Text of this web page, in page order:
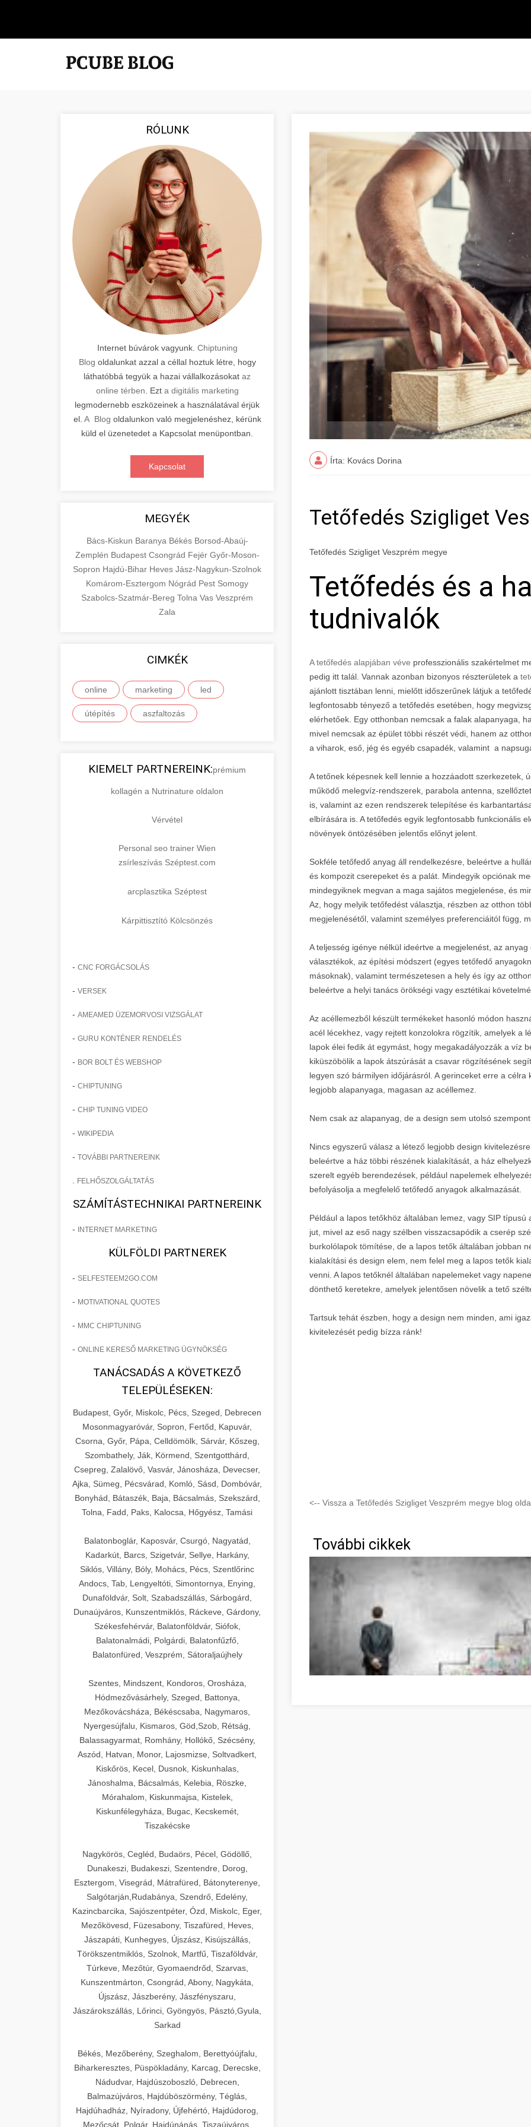
RÓLUNK
Internet búvárok vagyunk. Chiptuning
Blog oldalunkat azzal a céllal hoztuk létre, hogy
láthatóbbá tegyük a hazai vállalkozásokat az
online térben . Ezt a digitális marketing
legmodernebb eszközeinek a használatával érjük
el. A Blog oldalunkon való megjelenéshez, kérünk
küld el üzenetedet a Kapcsolat menüpontban.
Kapcsolat
MEGYÉK
Bács-Kiskun Baranya Békés Borsod-Abaúj-
Zemplén Budapest Csongrád Fejér Győr-Moson-
Sopron Hajdú-Bihar Heves Jász-Nagykun-Szolnok
Komárom-Esztergom Nógrád Pest Somogy
Szabolcs-Szatmár-Bereg Tolna Vas Veszprém
Zala
CIMKÉK
online marketing led
útépítés aszfaltozás
KIEMELT PARTNEREINK:prémium
kollagén a Nutrinature oldalon
Vérvétel
Personal seo trainer Wien
zsírleszívás Széptest.com
arcplasztika Széptest
Kárpittisztító Kölcsönzés
- CNC FORGÁCSOLÁS
- VERSEK
- AMEAMED ÜZEMORVOSI VIZSGÁLAT
- GURU KONTÉNER RENDELÉS
- BOR BOLT ÉS WEBSHOP
- CHIPTUNING
- CHIP TUNING VIDEO
- WIKIPEDIA
- TOVÁBBI PARTNEREINK
FELHŐSZOLGÁLTATÁS
SZÁMÍTÁSTECHNIKAI PARTNEREINK
- INTERNET MARKETING
KÜLFÖLDI PARTNEREK
- SELFESTEEM2GO.COM
- MOTIVATIONAL QUOTES
- MMC CHIPTUNING
- ONLINE KERESŐ MARKETING ÜGYNÖKSÉG
TANÁCSADÁS A KÖVETKEZŐ
TELEPÜLÉSEKEN:
Budapest, Győr, Miskolc, Pécs, Szeged, Debrecen
Mosonmagyaróvár, Sopron, Fertőd, Kapuvár,
Csorna, Győr, Pápa, Celldömölk, Sárvár, Kőszeg,
Szombathely, Ják, Körmend, Szentgotthárd,
Csepreg, Zalalövő, Vasvár, Jánosháza, Devecser,
Ajka, Sümeg, Pécsvárad, Komló, Sásd, Dombóvár,
Bonyhád, Bátaszék, Baja, Bácsalmás, Szekszárd,
Tolna, Fadd, Paks, Kalocsa, Hőgyész, Tamási
Balatonboglár, Kaposvár, Csurgó, Nagyatád,
Kadarkút, Barcs, Szigetvár, Sellye, Harkány,
Siklós, Villány, Bóly, Mohács, Pécs, Szentlőrinc
Andocs, Tab, Lengyeltóti, Simontornya, Enying,
Dunaföldvár, Solt, Szabadszállás, Sárbogárd,
Dunaújváros, Kunszentmiklós, Ráckeve, Gárdony,
Székesfehérvár, Balatonföldvár, Siófok,
Balatonalmádi, Polgárdi, Balatonfűzfő,
Balatonfüred, Veszprém, Sátoraljaújhely
Szentes, Mindszent, Kondoros, Orosháza,
Hódmezővásárhely, Szeged, Battonya,
Mezőkovácsháza, Békéscsaba, Nagymaros,
Nyergesújfalu, Kismaros, Göd,Szob, Rétság,
Balassagyarmat, Romhány, Hollókő, Szécsény,
Aszód, Hatvan, Monor, Lajosmizse, Soltvadkert,
Kiskőrös, Kecel, Dusnok, Kiskunhalas,
Jánoshalma, Bácsalmás, Kelebia, Röszke,
Mórahalom, Kiskunmajsa, Kistelek,
Kiskunfélegyháza, Bugac, Kecskemét,
Tiszakécske
Nagykörös, Cegléd, Budaörs, Pécel, Gödöllő,
Dunakeszi, Budakeszi, Szentendre, Dorog,
Esztergom, Visegrád, Mátrafüred, Bátonyterenye,
Salgótarján,Rudabánya, Szendrő, Edelény,
Kazincbarcika, Sajószentpéter, Ózd, Miskolc, Eger,
Mezőkövesd, Füzesabony, Tiszafüred, Heves,
Jászapáti, Kunhegyes, Újszász, Kisújszállás,
Törökszentmiklós, Szolnok, Martfű, Tiszaföldvár,
Túrkeve, Mezőtúr, Gyomaendrőd, Szarvas,
Kunszentmárton, Csongrád, Abony, Nagykáta,
Újszász, Jászberény, Jászfényszaru,
Jászárokszállás, Lőrinci, Gyöngyös, Pásztó,Gyula,
Sarkad
Békés, Mezőberény, Szeghalom, Berettyóújfalu,
Biharkeresztes, Püspökladány, Karcag, Derecske,
Nádudvar, Hajdúszoboszló, Debrecen,
Balmazújváros, Hajdúböszörmény, Téglás,
Hajdúhadház, Nyíradony, Újfehértó, Hajdúdorog,
Mezőcsát, Polgár, Hajdúnánás, Tiszaújváros,
Írta: Kovács Dorina
Tetőfedés Szigliget
Tetőfedés Szigliget Veszprém megye
Tetőfedés és a
tudnivalók
A tetőfedés alapjában véve professzionális szakértelmet
pedig itt talál. Vannak azonban bizonyos részterületek a
ajánlott tisztában lenni, mielőtt időszerűnek látjuk a
legfontosabb tényező a tetőfedés esetében, hogy
elérhetőek. Egy otthonban nemcsak a falak alapanyaga,
mivel nemcsak az épület többi részét védi, hanem az
a viharok, eső, jég és egyéb csapadék, valamint a
A tetőnek képesnek kell lennie a hozzáadott szerkezetek,
működő melegvíz-rendszerek, parabola antenna,
is, valamint az ezen rendszerek telepítése és
elbírására is. A tetőfedés egyik legfontosabb funkcionális
növények öntözésében jelentős előnyt jelent.
Sokféle tetőfedő anyag áll rendelkezésre, beleértve a
és kompozit cserepeket és a palát. Mindegyik opciónak
mindegyiknek megvan a maga sajátos megjelenése, és
Az, hogy melyik tetőfedést választja, részben az otthon
megjelenésétől, valamint személyes preferenciáitól függ,
A teljesség igénye nélkül ideértve a megjelenést, az
választékok, az építési módszert (egyes tetőfedő
másoknak), valamint természetesen a hely és így az
beleértve a helyi tanács örökségi vagy esztétikai
Az acéllemezből készült termékeket hasonló módon
acél lécekhez, vagy rejtett konzolokra rögzítik, amelyek a
lapok élei fedik át egymást, hogy megakadályozzák a víz
kiküszöbölik a lapok átszúrását a csavar rögzítésének
legyen szó bármilyen időjárásról. A gerinceket erre a
legjobb alapanyaga, magasan az acéllemez.
Nem csak az alapanyag, de a design sem utolsó
Nincs egyszerű válasz a létező legjobb design
beleértve a ház többi részének kialakítását, a ház
szerelt egyéb berendezések, például napelemek
befolyásolja a megfelelő tetőfedő anyagok alkalmazását.
Például a lapos tetőkhöz általában lemez, vagy SIP
jut, mivel az eső nagy szélben visszacsapódik a cserép
burkolólapok tömítése, de a lapos tetők általában jobban
kialakítási és design elem, nem felel meg a lapos tetők
venni. A lapos tetőknél általában napelemeket vagy
dönthető keretekre, amelyek jelentősen növelik a tető
Tartsuk tehát észben, hogy a design nem minden, ami
kivitelezését pedig bízza ránk!
<-- Vissza a Tetőfedés Szigliget Veszprém megye blog
További cikkek